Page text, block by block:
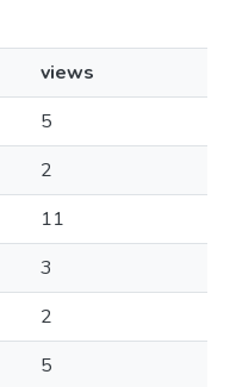
views
5
2
11
3
2
5